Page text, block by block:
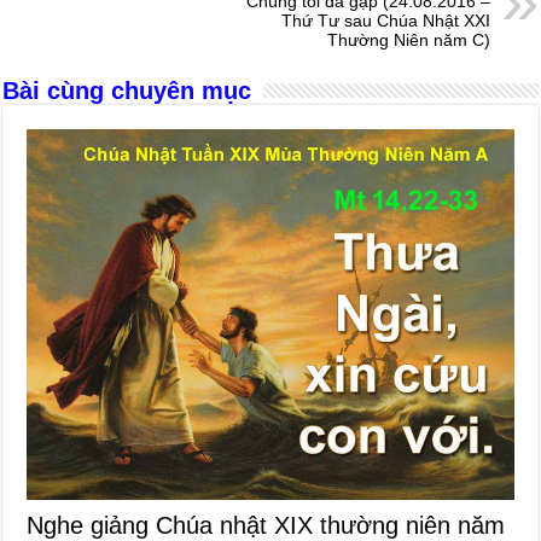
k
Thứ Tư sau Chúa Nhật XXI
Thường Niên năm C)
Bài cùng chuyên mục
Nghe giảng Chúa nhật XIX thường niên năm